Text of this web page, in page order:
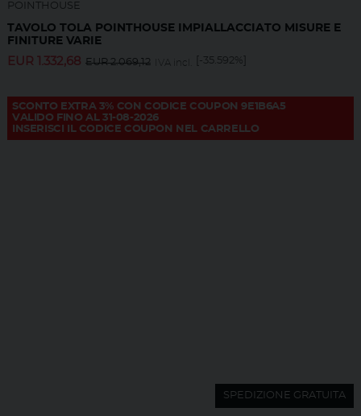
POINTHOUSE
TAVOLO TOLA POINTHOUSE IMPIALLACCIATO MISURE E
FINITURE VARIE
EUR 1.332,68 EUR2.069,12 IVA incl. [-35.592%]
SCONTO EXTRA 3% CON CODICE COUPON 9E1B6A5
VALIDO FINO AL 31-08-2026
INSERISCI IL CODICE COUPON NEL CARRELLO
SPEDIZIONE GRATUITA